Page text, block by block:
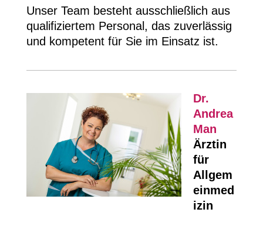
Unser Team besteht ausschließlich aus
qualifiziertem Personal, das zuverlässig
und kompetent für Sie im Einsatz ist.
Dr.
Andrea
Man
Ärztin
für
Allgem
einmed
izin